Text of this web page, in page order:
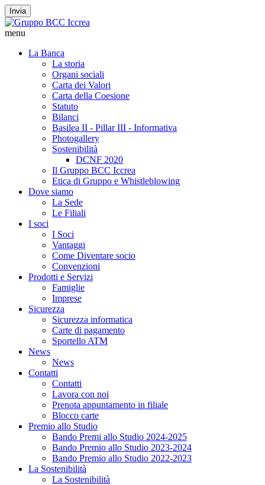
Invia
menu
La Banca
La storia
Organi sociali
Carta dei Valori
Carta della Coesione
Statuto
Bilanci
Basilea II - Pillar III - Informativa
Photogallery
Sostenibilità
DCNF 2020
Il Gruppo BCC Iccrea
Etica di Gruppo e Whistleblowing
Dove siamo
La Sede
Le Filiali
I soci
I Soci
Vantaggi
Come Diventare socio
Convenzioni
Prodotti e Servizi
Famiglie
Imprese
Sicurezza
Sicurezza informatica
Carte di pagamento
Sportello ATM
News
News
Contatti
Contatti
Lavora con noi
Prenota appuntamento in filiale
Blocco carte
Premio allo Studio
Bando Premi allo Studio 2024-2025
Bando Premio allo Studio 2023-2024
Bando Premio allo Studio 2022-2023
La Sostenibilità
La Sostenibilità